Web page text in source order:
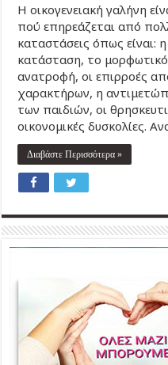
Η οικογενειακή γαλήνη
πού επηρεάζεται από
καταστάσεις όπως είναι:
κατάσταση, το μορφωτικό
ανατροφή, οι επιρροές
χαρακτήρων, η
των παιδιών, οι
οικονομικές δυσκολίες.
Διαβάστε Περισσότερα »